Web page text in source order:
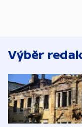
Výběr